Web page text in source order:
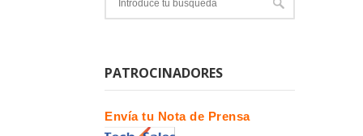
PATROCINADORES
Envía tu Nota de Prensa